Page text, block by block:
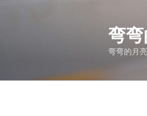
弯
弯弯的月